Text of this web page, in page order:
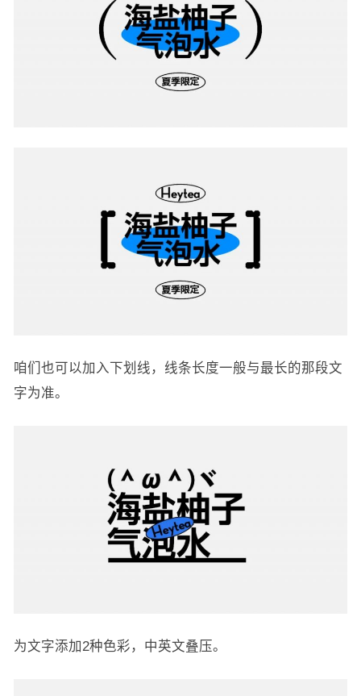
咱们也可以加入下划线，线条长度一般与最长的那段文
字为准。
为文字添加2种色彩，中英文叠压。